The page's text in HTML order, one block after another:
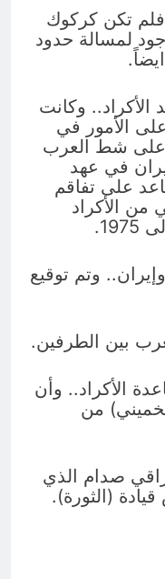
تكن كركوك
لمسالة حدود
الأكراد.. وكانت
الأمور في
على شط العرب
في عهد
على تفاقم
من الأكراد
وتم توقيع
بين الطرفين.
الأكراد.. وأن
من
صدام الذي
(الثورة).